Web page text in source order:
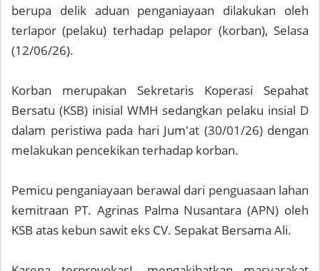
berupa delik aduan penganiayaan dilakukan oleh
terlapor (pelaku) terhadap pelapor (korban), Selasa
(12/06/26).
Korban merupakan Sekretaris Koperasi Sepahat
Bersatu (KSB) inisial WMH sedangkan pelaku insial D
dalam peristiwa pada hari Jum'at (30/01/26) dengan
melakukan pencekikan terhadap korban.
Pemicu penganiayaan berawal dari penguasaan lahan
kemitraan PT. Agrinas Palma Nusantara (APN) oleh
KSB atas kebun sawit eks CV. Sepakat Bersama Ali.